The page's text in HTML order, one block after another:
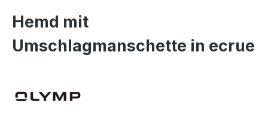
Hemd mit
Umschlagmanschette in ecrue